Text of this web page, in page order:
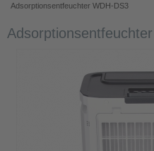
Adsorptionsentfeuchter WDH-DS3